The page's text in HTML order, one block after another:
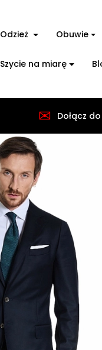
Odzież Obuwie
Szycie na miarę
Granatowy
✉ Dołącz